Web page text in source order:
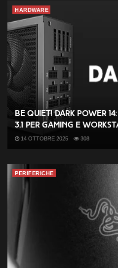
HARDWARE
be quiet! Dark Power
3.1 per gaming e
14 OTTOBRE 2025 308
PERIFERICHE